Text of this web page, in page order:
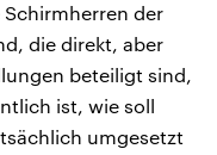
der
die direkt, aber
beteiligt sind,
ist, wie soll
umgesetzt